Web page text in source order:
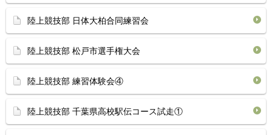
陸上競技部 日体大柏合同練習会
陸上競技部 松戸市選手権大会
陸上競技部 練習体験会④
陸上競技部 千葉県高校駅伝コース試走①